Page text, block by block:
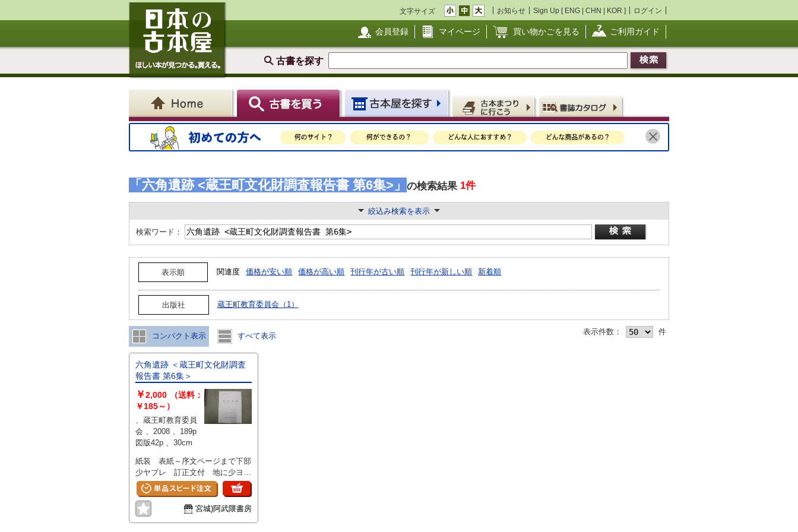
文字サイズ お知らせ Sign Up [ ENG | CHN | KOR ] ログイン
会員登録 マイページ 買い物かごを見る ご利用ガイド
古書を探す
「六角遺跡 <蔵王町文化財調査報告書 第6集>」 の検索結果 1件
絞込み検索を表示
検索ワード：
表示順 関連度 価格が安い順 価格が高い順 刊行年が古い順 刊行年が新しい順 新着順
出版社 蔵王町教育委員会（1）
コンパクト表示 すべて表示 表示件数： 件
六角遺跡 ＜蔵王町文化財調査
報告書 第6集＞
￥2,000
（送料：
￥185～）
、蔵王町教育委員
会 、2008 、189p
図版42p 、30cm
紙装 表紙～序文ページまで下部
少ヤブレ 訂正文付 地に少ヨゴ
レ
宮城)阿武隈書房